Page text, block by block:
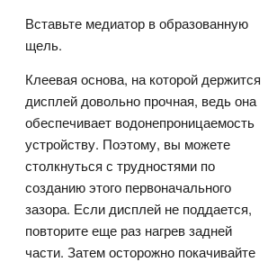
Вставьте медиатор в образованную
щель.
Клеевая основа, на которой держится
дисплей довольно прочная, ведь она
обеспечивает водонепроницаемость
устройству. Поэтому, вы можете
столкнуться с трудностями по
созданию этого первоначального
зазора. Если дисплей не поддается,
повторите еще раз нагрев задней
части. Затем осторожно покачивайте